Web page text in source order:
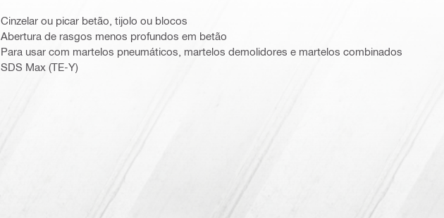
Cinzelar ou picar betão, tijolo ou blocos
Abertura de rasgos menos profundos em betão
Para usar com martelos pneumáticos, martelos demolidores e martelos combinados
SDS Max (TE-Y)